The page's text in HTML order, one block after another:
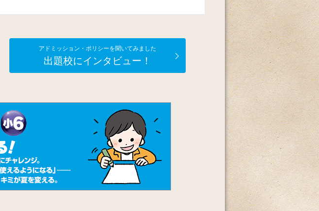
アドミッション・ポリシーを聞いてみました
出題校にインタビュー！